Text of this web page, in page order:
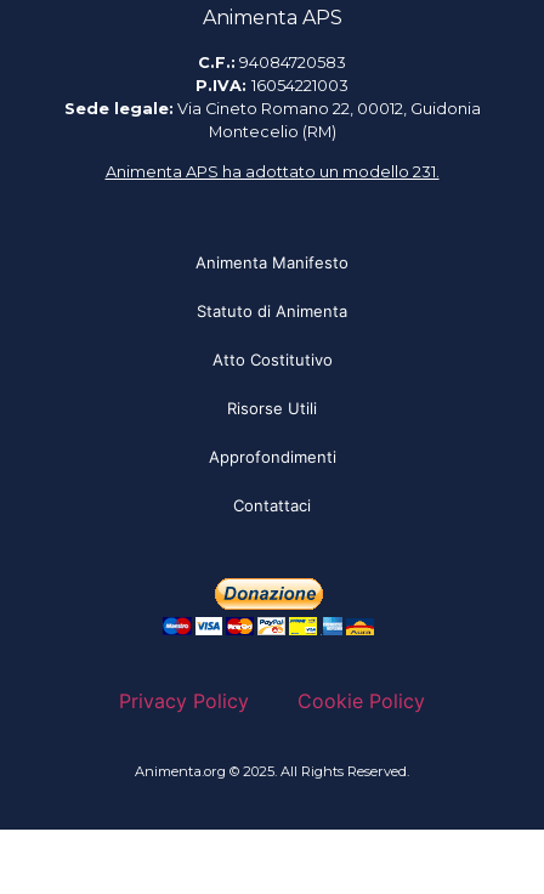
Animenta APS
C.F.: 94084720583
P.IVA: 16054221003
Sede legale: Via Cineto Romano 22, 00012, Guidonia
Montecelio (RM)
Animenta APS ha adottato un modello 231.
Animenta Manifesto
Statuto di Animenta
Atto Costitutivo
Risorse Utili
Approfondimenti
Contattaci
Privacy Policy Cookie Policy
Animenta.org © 2025. All Rights Reserved.